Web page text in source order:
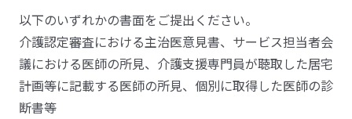
以下のいずれかの書面をご提出ください。
介護認定審査における主治医意見書、サービス担当者会
議における医師の所見、介護支援専門員が聴取した居宅
計画等に記載する医師の所見、個別に取得した医師の診
断書等